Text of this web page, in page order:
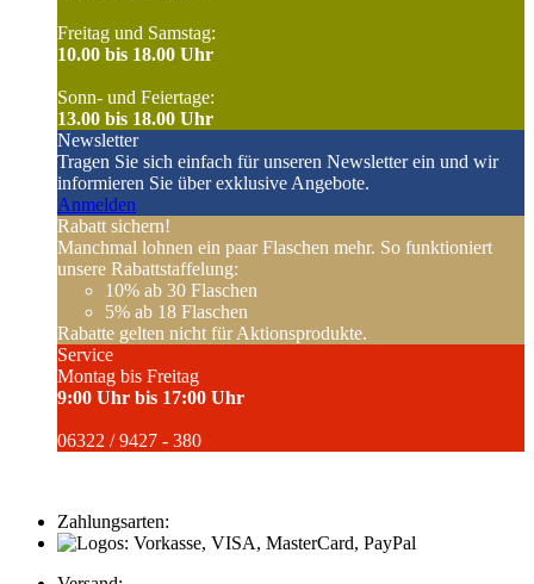
Freitag und Samstag:
10.00 bis 18.00 Uhr
Sonn- und Feiertage:
13.00 bis 18.00 Uhr
Newsletter
Tragen Sie sich einfach für unseren Newsletter ein und wir
informieren Sie über exklusive Angebote.
Anmelden
Rabatt sichern!
Manchmal lohnen ein paar Flaschen mehr. So funktioniert
unsere Rabattstaffelung:
10% ab 30 Flaschen
5% ab 18 Flaschen
Rabatte gelten nicht für Aktionsprodukte.
Service
Montag bis Freitag
9:00 Uhr bis 17:00 Uhr
06322 / 9427 - 380
Zahlungsarten: